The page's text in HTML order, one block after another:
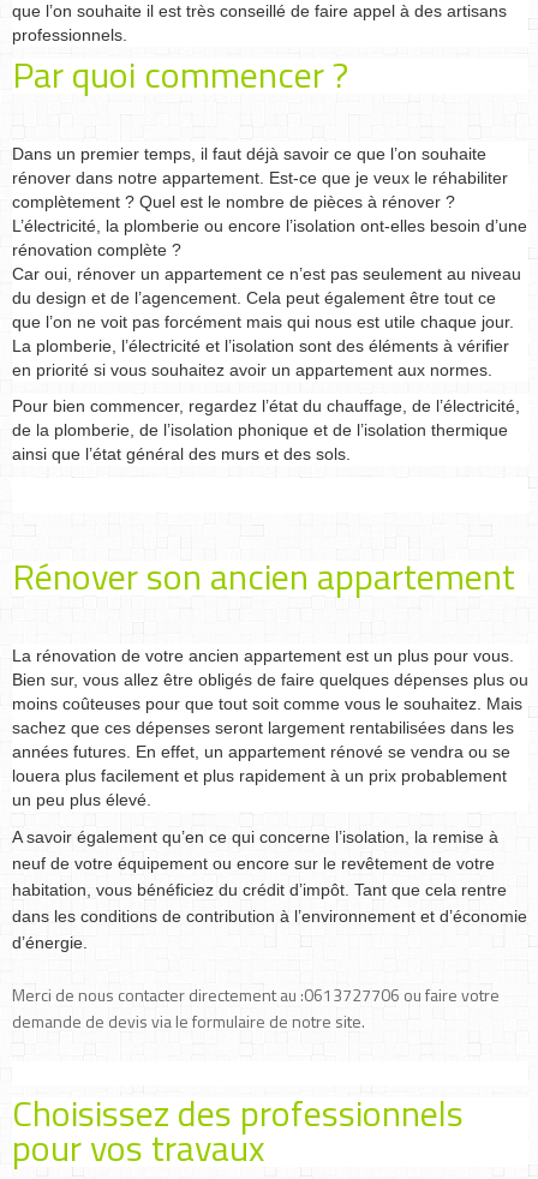
que l’on souhaite il est très conseillé de faire appel à des artisans
professionnels.
Par quoi commencer ?
Dans un premier temps, il faut déjà savoir ce que l’on souhaite
rénover dans notre appartement. Est-ce que je veux le réhabiliter
complètement ? Quel est le nombre de pièces à rénover ?
L’électricité, la plomberie ou encore l’isolation ont-elles besoin d’une
rénovation complète ?
Car oui, rénover un appartement ce n’est pas seulement au niveau
du design et de l’agencement. Cela peut également être tout ce
que l’on ne voit pas forcément mais qui nous est utile chaque jour.
La plomberie, l’électricité et l’isolation sont des éléments à vérifier
en priorité si vous souhaitez avoir un appartement aux normes.
Pour bien commencer, regardez l’état du chauffage, de l’électricité,
de la plomberie, de l’isolation phonique et de l’isolation thermique
ainsi que l’état général des murs et des sols.
Rénover son ancien appartement
La rénovation de votre ancien appartement est un plus pour vous.
Bien sur, vous allez être obligés de faire quelques dépenses plus ou
moins coûteuses pour que tout soit comme vous le souhaitez. Mais
sachez que ces dépenses seront largement rentabilisées dans les
années futures. En effet, un appartement rénové se vendra ou se
louera plus facilement et plus rapidement à un prix probablement
un peu plus élevé.
A savoir également qu’en ce qui concerne l’isolation, la remise à
neuf de votre équipement ou encore sur le revêtement de votre
habitation, vous bénéficiez du crédit d’impôt. Tant que cela rentre
dans les conditions de contribution à l’environnement et d’économie
d’énergie.
Merci de nous contacter directement au :0613727706 ou faire votre
demande de devis via le formulaire de notre site.
Choisissez des professionnels
pour vos travaux